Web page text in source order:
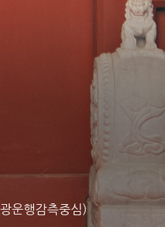
운행감측중심)